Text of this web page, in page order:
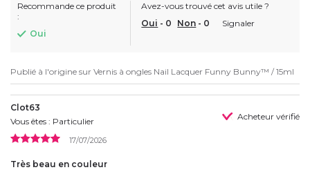
Recommande ce produit
:
Oui
Avez-vous trouvé cet avis utile ?
Oui - 0 Non - 0 Signaler
Publié à l'origine sur Vernis à ongles Nail Lacquer Funny Bunny™ / 15ml
Clot63
Vous êtes : Particulier
Acheteur vérifié
17/07/2026
Très beau en couleur